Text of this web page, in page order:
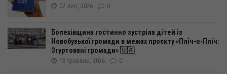
07 лип, 2026 0
Болехівщина гостинно зустріла дітей із
Новобузької громади в межах проєкту «Пліч-о-Пліч:
Згуртовані громади» 🇺🇦
13 травень, 2026 0